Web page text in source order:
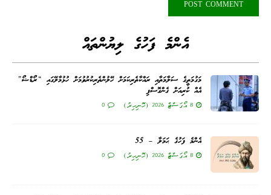
އެންމެ ފަހުގެ ލިޔުންތައް
މަގުމަތީގެ ސަލާމަތާއި ރައްކާތެރިކަމަށް ހޭލުންތެރިކުރުވުމަށް ހުޅުމާލޭގައި “ރޯޑްޝޯ”
އެއް ކުރިއަށް ގެންގޮސްފި
8 އޯގަސްޓް 2026 (ހޮނިހިރު) 0
އެންމެ ފަހުގެ ޙަމަލާ – 55
8 އޯގަސްޓް 2026 (ހޮނިހިރު) 0